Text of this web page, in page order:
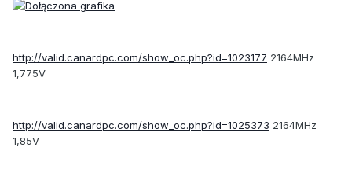
http://valid.canardpc.com/show_oc.php?id=1023177 2164MHz
1,775V
http://valid.canardpc.com/show_oc.php?id=1025373 2164MHz
1,85V